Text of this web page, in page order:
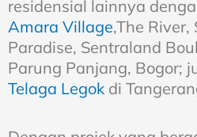
residensial lainnya
Amara Village,The
Paradise, Sentraland
Parung Panjang, Bogor;
Telaga Legok di